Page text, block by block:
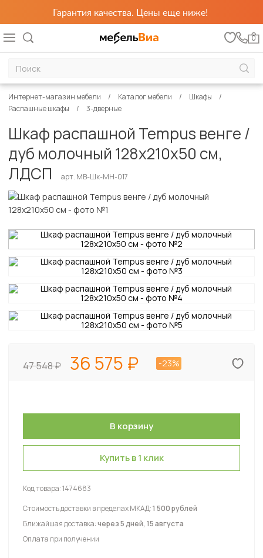
Гарантия качества. Цены еще ниже!
0
Интернет-магазин мебели Каталог мебели
Шкафы
Распашные шкафы
3-дверные
Шкаф распашной Tempus венге /
дуб молочный 128х210х50 см,
ЛДСП
арт. MB-Шк-МН-017
47 548 36 575 -23%
Купить в 1 клик
Код товара:1474683
Стоимость доставки в пределах МКАД:1 500 рублей
Ближайшая доставка:через 5 дней, 15 августа
Оплата при получении